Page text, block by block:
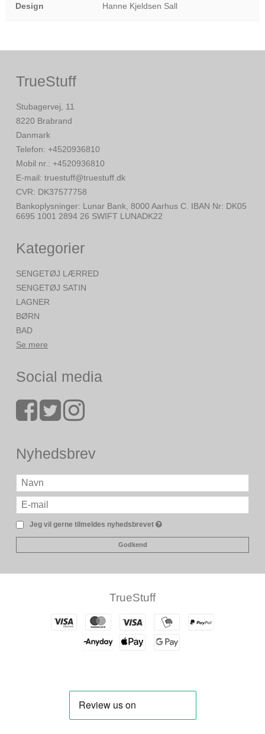
Design
Hanne Kjeldsen Sall
TrueStuff
Stubagervej, 11
8220 Brabrand
Danmark
Telefon: +4520936810
Mobil nr. : +4520936810
E-mail: truestuff@truestuff.dk
CVR: DK37577758
Bankoplysninger: Lunar Bank, 8000 Aarhus C. IBAN Nr: DK05
6695 1001 2894 26 SWIFT LUNADK22
Kategorier
SENGETØJ LÆRRED
SENGETØJ SATIN
LAGNER
BØRN
BAD
Se mere
Social media
Nyhedsbrev
Jeg vil gerne tilmeldes nyhedsbrevet
Godkend
TrueStuff